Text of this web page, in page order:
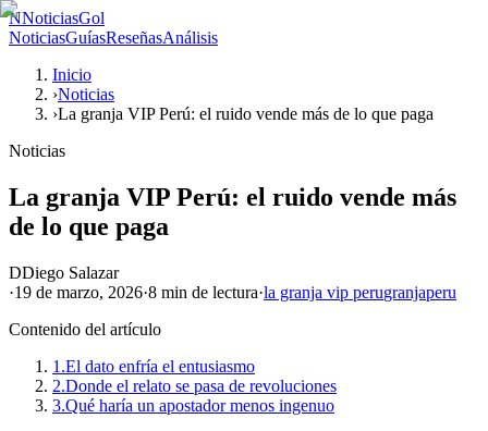
NNoticiasGol
NoticiasGuíasReseñasAnálisis
Inicio
›Noticias
›La granja VIP Perú: el ruido vende más de lo que paga
Noticias
La granja VIP Perú: el ruido vende más
de lo que paga
DDiego Salazar
·19 de marzo, 2026·8 min de lectura·la granja vip perugranjaperu
Contenido del artículo
1.El dato enfría el entusiasmo
2.Donde el relato se pasa de revoluciones
3.Qué haría un apostador menos ingenuo